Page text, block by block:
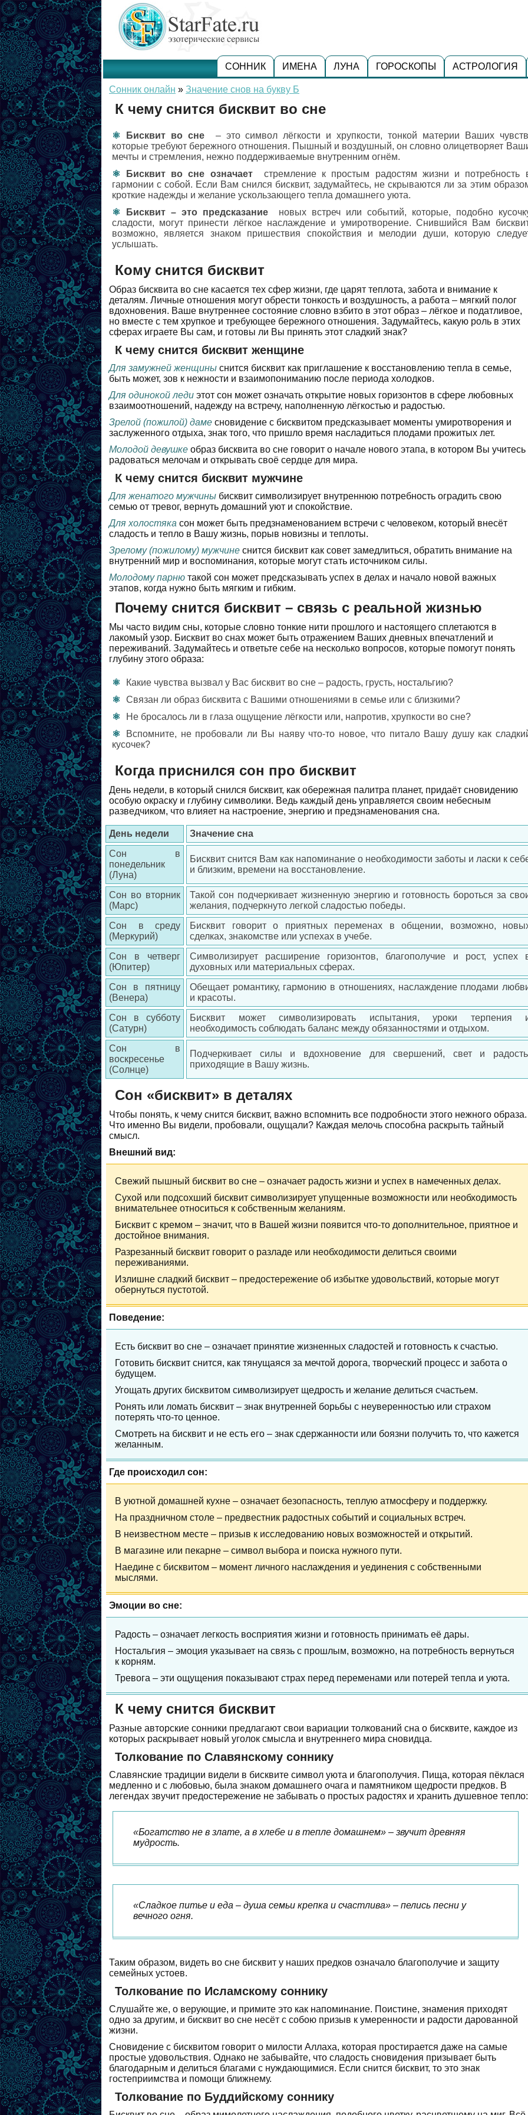
СОННИК ИМЕНА ЛУНА ГОРОСКОПЫ АСТРОЛОГИЯ
Сонник онлайн » Значение снов на букву Б
К чему снится бисквит во сне
Бисквит во сне
– это символ лёгкости и хрупкости, тонкой материи Ваших
которые требуют бережного отношения. Пышный и воздушный, он словно олицетворяет
мечты и стремления, нежно поддерживаемые внутренним огнём.
Бисквит во сне означает
стремление к простым радостям жизни и потребность
гармонии с собой. Если Вам снился бисквит, задумайтесь, не скрываются ли за этим
кроткие надежды и желание ускользающего тепла домашнего уюта.
Бисквит – это предсказание
новых встреч или событий, которые, подобно
сладости, могут принести лёгкое наслаждение и умиротворение. Снившийся Вам
возможно, является знаком пришествия спокойствия и мелодии души, которую
услышать.
Кому снится бисквит
Образ бисквита во сне касается тех сфер жизни, где царят теплотa, забота и внимание к
деталям. Личные отношения могут обрести тонкость и воздушность, а работа – мягкий полог
вдохновения. Ваше внутреннее состояние словно взбито в этот образ – лёгкое и податливое,
но вместе с тем хрупкое и требующее бережного отношения. Задумайтесь, какую роль в этих
сферах играете Вы сам, и готовы ли Вы принять этот сладкий знак?
К чему снится бисквит женщине
Для замужней женщины снится бисквит как приглашение к восстановлению тепла в семье,
быть может, зов к нежности и взаимопониманию после периода холодков.
Для одинокой леди этот сон может означать открытие новых горизонтов в сфере любовных
взаимоотношений, надежду на встречу, наполненную лёгкостью и радостью.
Зрелой (пожилой) даме сновидение с бисквитом предсказывает моменты умиротворения и
заслуженного отдыха, знак того, что пришло время насладиться плодами прожитых лет.
Молодой девушке образ бисквита во сне говорит о начале нового этапа, в котором Вы учитесь
радоваться мелочам и открывать своё сердце для мира.
К чему снится бисквит мужчине
Для женатого мужчины бисквит символизирует внутреннюю потребность оградить свою
семью от тревог, вернуть домашний уют и спокойствие.
Для холостяка сон может быть предзнаменованием встречи с человеком, который внесёт
сладость и тепло в Вашу жизнь, порыв новизны и теплоты.
Зрелому (пожилому) мужчине снится бисквит как совет замедлиться, обратить внимание на
внутренний мир и воспоминания, которые могут стать источником силы.
Молодому парню такой сон может предсказывать успех в делах и начало новой важных
этапов, когда нужно быть мягким и гибким.
Почему снится бисквит – связь с реальной жизнью
Мы часто видим сны, которые словно тонкие нити прошлого и настоящего сплетаются в
лакомый узор. Бисквит во снах может быть отражением Ваших дневных впечатлений и
переживаний. Задумайтесь и ответьте себе на несколько вопросов, которые помогут понять
глубину этого образа:
Какие чувства вызвал у Вас бисквит во сне – радость, грусть, ностальгию?
Связан ли образ бисквита с Вашими отношениями в семье или с близкими?
Не бросалось ли в глаза ощущение лёгкости или, напротив, хрупкости во сне?
Вспомните, не пробовали ли Вы наяву что-то новое, что питало Вашу душу как
кусочек?
Когда приснился сон про бисквит
День недели, в который снился бисквит, как обережная палитра планет, придаёт сновидению
особую окраску и глубину символики. Ведь каждый день управляется своим небесным
разведчиком, что влияет на настроение, энергию и предзнаменования сна.
День недели
Значение сна
Сон в
понедельник
(Луна)
Бисквит снится Вам как напоминание о необходимости заботы и ласки к
и близким, времени на восстановление.
Сон во вторник
(Марс)
Такой сон подчеркивает жизненную энергию и готовность бороться за
желания, подчеркнуто легкой сладостью победы.
Сон в среду
(Меркурий)
Бисквит говорит о приятных переменах в общении, возможно,
сделках, знакомстве или успехах в учебе.
Сон в четверг
(Юпитер)
Символизирует расширение горизонтов, благополучие и рост, успех
духовных или материальных сферах.
Сон в пятницу
(Венера)
Обещает романтику, гармонию в отношениях, наслаждение плодами
и красоты.
Сон в субботу
(Сатурн)
Бисквит может символизировать испытания, уроки терпения
необходимость соблюдать баланс между обязанностями и отдыхом.
Сон в
воскресенье
(Солнце)
Подчеркивает силы и вдохновение для свершений, свет и
приходящие в Вашу жизнь.
Сон «бисквит» в деталях
Чтобы понять, к чему снится бисквит, важно вспомнить все подробности этого нежного образа.
Что именно Вы видели, пробовали, ощущали? Каждая мелочь способна раскрыть тайный
смысл.
Внешний вид:
Свежий пышный бисквит во сне – означает радость жизни и успех в намеченных делах.
Сухой или подсохший бисквит символизирует упущенные возможности или необходимость
внимательнее относиться к собственным желаниям.
Бисквит с кремом – значит, что в Вашей жизни появится что-то дополнительное, приятное и
достойное внимания.
Разрезанный бисквит говорит о разладе или необходимости делиться своими
переживаниями.
Излишне сладкий бисквит – предостережение об избытке удовольствий, которые могут
обернуться пустотой.
Поведение:
Есть бисквит во сне – означает принятие жизненных сладостей и готовность к счастью.
Готовить бисквит снится, как тянущаяся за мечтой дорога, творческий процесс и забота о
будущем.
Угощать других бисквитом символизирует щедрость и желание делиться счастьем.
Ронять или ломать бисквит – знак внутренней борьбы с неуверенностью или страхом
потерять что-то ценное.
Смотреть на бисквит и не есть его – знак сдержанности или боязни получить то, что кажется
желанным.
Где происходил сон:
В уютной домашней кухне – означает безопасность, теплую атмосферу и поддержку.
На праздничном столе – предвестник радостных событий и социальных встреч.
В неизвестном месте – призыв к исследованию новых возможностей и открытий.
В магазине или пекарне – символ выбора и поиска нужного пути.
Наедине с бисквитом – момент личного наслаждения и уединения с собственными
мыслями.
Эмоции во сне:
Радость – означает легкость восприятия жизни и готовность принимать её дары.
Ностальгия – эмоция указывает на связь с прошлым, возможно, на потребность вернуться
к корням.
Тревога – эти ощущения показывают страх перед переменами или потерей тепла и уюта.
К чему снится бисквит
Разные авторские сонники предлагают свои вариации толкований сна о бисквите, каждое из
которых раскрывает новый уголок смысла и внутреннего мира сновидца.
Толкование по Славянскому соннику
Славянские традиции видели в бисквите символ уюта и благополучия. Пища, которая пёклася
медленно и с любовью, была знаком домашнего очага и памятником щедрости предков. В
легендах звучит предостережение не забывать о простых радостях и хранить душевное тепло:
«Богатство не в злате, а в хлебе и в тепле домашнем» – звучит древняя
мудрость.
«Сладкое питье и еда – душа семьи крепка и счастлива» – пелись песни у
вечного огня.
Таким образом, видеть во сне бисквит у наших предков означало благополучие и защиту
семейных устоев.
Толкование по Исламскому соннику
Слушайте же, о верующие, и примите это как напоминание. Поистине, знамения приходят
одно за другим, и бисквит во сне несёт с собою призыв к умеренности и радости дарованной
жизни.
Сновидение с бисквитом говорит о милости Аллаха, которая простирается даже на самые
простые удовольствия. Однако не забывайте, что сладость сновидения призывает быть
благодарным и делиться благами с нуждающимися. Если снится бисквит, то это знак
гостеприимства и помощи ближнему.
Толкование по Буддийскому соннику